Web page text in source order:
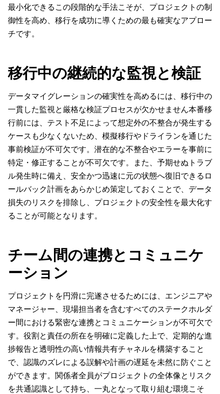
最小化できるこの段階的な手法こそが、プロジェクトの制
御性を高め、移行を成功に導くための最も確実なアプロー
チです。
移行中の継続的な監視と検証
データマイグレーションの確実性を高めるには、移行中の
一貫した監視と厳格な検証プロセスが欠かせません本番移
行前には、テスト不足によって想定外の不整合が発生する
ケースも少なくないため、模擬移行やドライランを通じた
事前検証が不可欠です。潜在的な不整合やエラーを事前に
特定・修正することが不可欠です。また、予期せぬトラブ
ル発生時に備え、安全かつ迅速に元の状態へ復旧できるロ
ールバック計画をあらかじめ策定しておくことで、データ
損失のリスクを排除し、プロジェクトの安全性を最大化す
ることが可能となります。
チーム間の連携とコミュニケ
ーション
プロジェクトを円滑に完遂させるためには、エンジニアや
マネージャー、現場担当者を含むすべてのステークホルダ
ー間における緊密な連携とコミュニケーションが不可欠で
す。役割と責任の所在を明確に定義した上で、定期的な進
捗報告と透明性の高い情報共有チャネルを構築すること
で、認識のズレによる誤解や計画の遅延を未然に防ぐこと
ができます。関係者全員がプロジェクトの全体像とリスク
を共通認識として持ち、一丸となって取り組む環境こそ